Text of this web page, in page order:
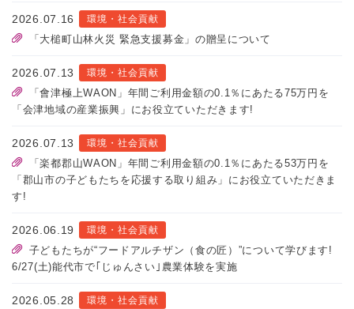
2026.07.16 環境・社会貢献
「大槌町山林火災 緊急支援募金」の贈呈について
2026.07.13 環境・社会貢献
「會津極上WAON」年間ご利用金額の0.1％にあたる75万円を
「会津地域の産業振興」にお役立ていただきます!
2026.07.13 環境・社会貢献
「楽都郡山WAON」年間ご利用金額の0.1％にあたる53万円を
「郡山市の子どもたちを応援する取り組み」にお役立ていただきま
す!
2026.06.19 環境・社会貢献
子どもたちが“フードアルチザン（食の匠）”について学びます!
6/27(土)能代市で｢じゅんさい｣農業体験を実施
2026.05.28 環境・社会貢献